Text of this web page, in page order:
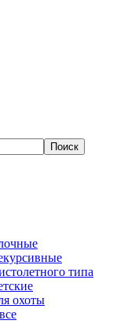
типа
охоты